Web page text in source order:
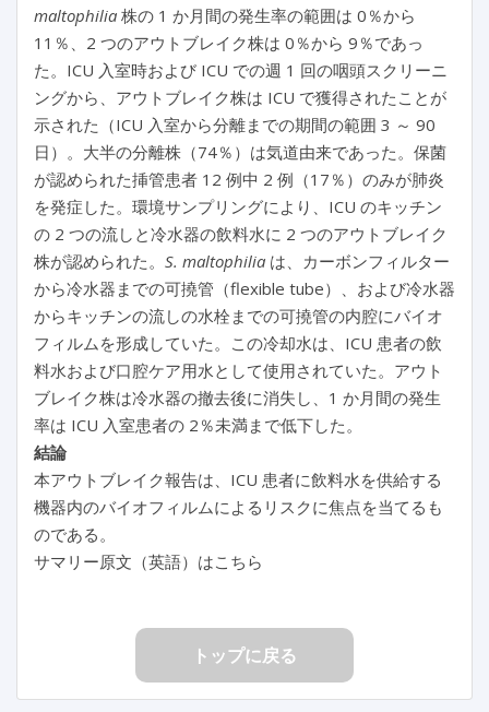
maltophilia 株の 1 か月間の発生率の範囲は 0％から
11％、2 つのアウトブレイク株は 0％から 9％であっ
た。ICU 入室時および ICU での週 1 回の咽頭スクリーニ
ングから、アウトブレイク株は ICU で獲得されたことが
示された（ICU 入室から分離までの期間の範囲 3 ～ 90
日）。大半の分離株（74％）は気道由来であった。保菌
が認められた挿管患者 12 例中 2 例（17％）のみが肺炎
を発症した。環境サンプリングにより、ICU のキッチン
の 2 つの流しと冷水器の飲料水に 2 つのアウトブレイク
株が認められた。 S. maltophilia は、カーボンフィルター
から冷水器までの可撓管（flexible tube）、および冷水器
からキッチンの流しの水栓までの可撓管の内腔にバイオ
フィルムを形成していた。この冷却水は、ICU 患者の飲
料水および口腔ケア用水として使用されていた。アウト
ブレイク株は冷水器の撤去後に消失し、1 か月間の発生
率は ICU 入室患者の 2％未満まで低下した。
結論
本アウトブレイク報告は、ICU 患者に飲料水を供給する
機器内のバイオフィルムによるリスクに焦点を当てるも
のである。
サマリー原文（英語）はこちら
トップに戻る